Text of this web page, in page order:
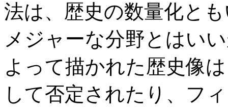
法は、歴史の数量化と
メジャーな分野とはい
よって描かれた歴史像
して否定されたり、フ